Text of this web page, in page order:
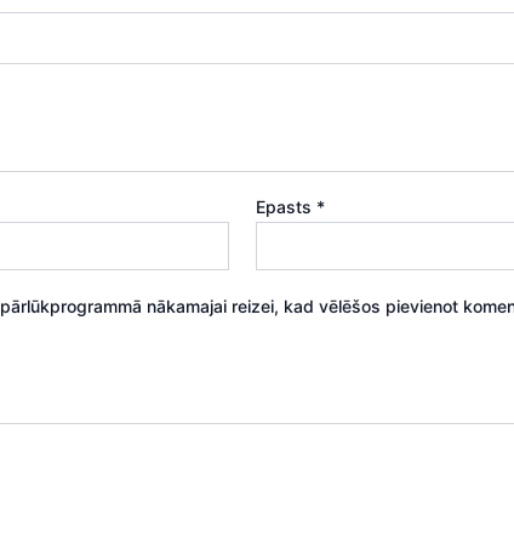
Epasts *
nākamajai reizei, kad vēlēšos pievienot